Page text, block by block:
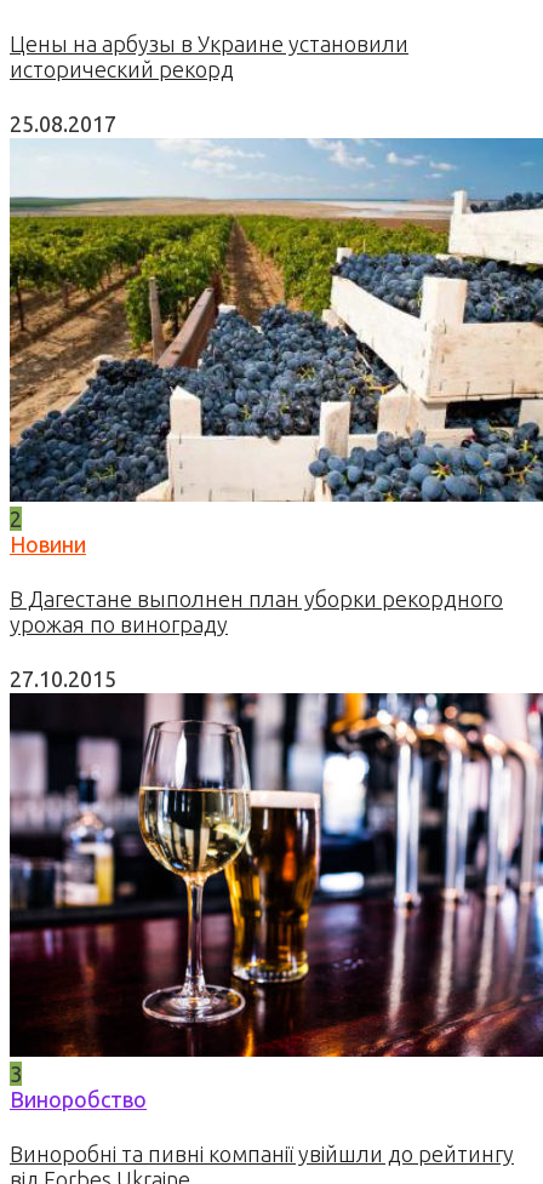
Цены на арбузы в Украине установили
исторический рекорд
25.08.2017
2
Новини
В Дагестане выполнен план уборки рекордного
урожая по винограду
27.10.2015
3
Виноробство
Виноробні та пивні компанії увійшли до рейтингу
від Forbes Ukraine